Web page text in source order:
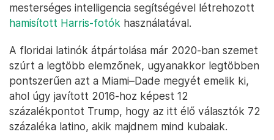
mesterséges intelligencia segítségével létrehozott
hamisított Harris-fotók használatával.
A floridai latinók átpártolása már 2020-ban szemet
szúrt a legtöbb elemzőnek, ugyanakkor legtöbben
pontszerűen azt a Miami–Dade megyét emelik ki,
ahol úgy javított 2016-hoz képest 12
százalékpontot Trump, hogy az itt élő választók 72
százaléka latino, akik majdnem mind kubaiak.